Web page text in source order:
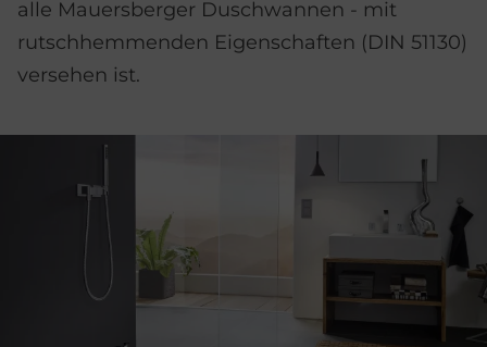
alle Mauersberger Dusch­wannen - mit
rutsch­hemmenden Eigen­schaften (DIN 51130)
versehen ist.